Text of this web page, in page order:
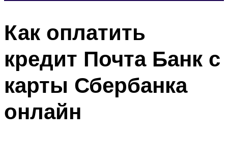
Как оплатить
кредит Почта Банк с
карты Сбербанка
онлайн